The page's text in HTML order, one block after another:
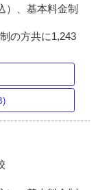
）、基本料金制
の方共に1,243